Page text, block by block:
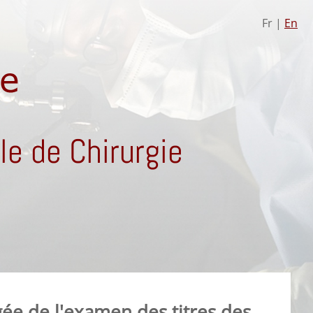
Fr | En
de Chirurgie